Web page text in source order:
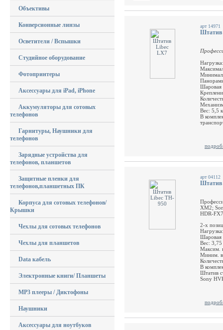
Объективы
Конверсионные линзы
Осветители / Вспышки
Студийное оборудование
Фотопринтеры
Аксессуары для iPad, iPhone
Аккумуляторы для сотовых
телефонов
Гарнитуры, Наушники для
телефонов
Зарядные устройства для
телефонов, планшетов
Защитные пленки для
телефонов,планшетных ПК
Корпуса для сотовых телефонов/
Крышки
Чехлы для сотовых телефонов
Чехлы для планшетов
Data кабель
Электронные книги/ Планшеты
MP3 плееры / Диктофоны
Наушники
Аксессуары для ноутбуков
арт 14971
Штатив
Шаровая
Вес: 5,5
В
арт 04112
Штатив
XM2;
HDR-
2-х
Шаровая
Вес: 3,75
Максим.
Миним.
В
Штатив
Sony